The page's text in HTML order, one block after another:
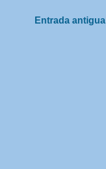
Entrada antigua